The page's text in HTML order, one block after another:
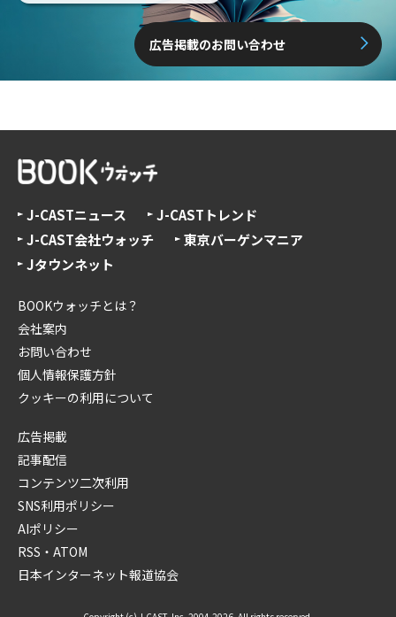
広告掲載のお問い合わせ
J-CASTニュース
J-CASTトレンド
J-CAST会社ウォッチ
東京バーゲンマニア
Jタウンネット
BOOKウォッチとは？
会社案内
お問い合わせ
個人情報保護方針
クッキーの利用について
広告掲載
記事配信
コンテンツ二次利用
SNS利用ポリシー
AIポリシー
RSS・ATOM
日本インターネット報道協会